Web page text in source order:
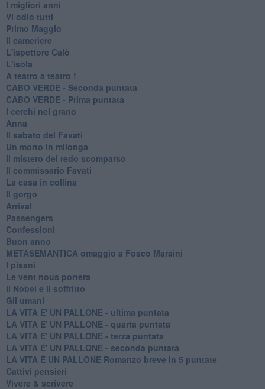
I migliori anni
Vi odio tutti
Primo Maggio
Il cameriere
L'ispettore Calò
L'isola
A teatro a teatro !
CABO VERDE - Seconda puntata
CABO VERDE - Prima puntata
I cerchi nel grano
Anna
Il sabato del Favati
Un morto in milonga
Il mistero del redo scomparso
Il commissario Favati
La casa in collina
Il gorgo
Arrival
Passengers
Confessioni
Buon anno
METASEMANTICA omaggio a Fosco Maraini
I pisani
Le vent nous portera
Il Nobel e il soffritto
Gli umani
LA VITA E' UN PALLONE - ultima puntata
LA VITA E' UN PALLONE - quarta puntata
LA VITA E' UN PALLONE - terza puntata
LA VITA E' UN PALLONE - seconda puntata
LA VITA È UN PALLONE Romanzo breve in 5 puntate
Cattivi pensieri
Vivere & scrivere